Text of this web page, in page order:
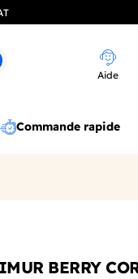
Aide
Commande rapide
BERRY